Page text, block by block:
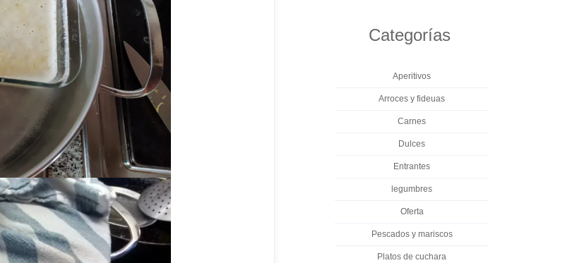
Categorías
Aperitivos
Arroces y fideuas
Carnes
Dulces
Entrantes
legumbres
Oferta
Pescados y mariscos
Platos de cuchara